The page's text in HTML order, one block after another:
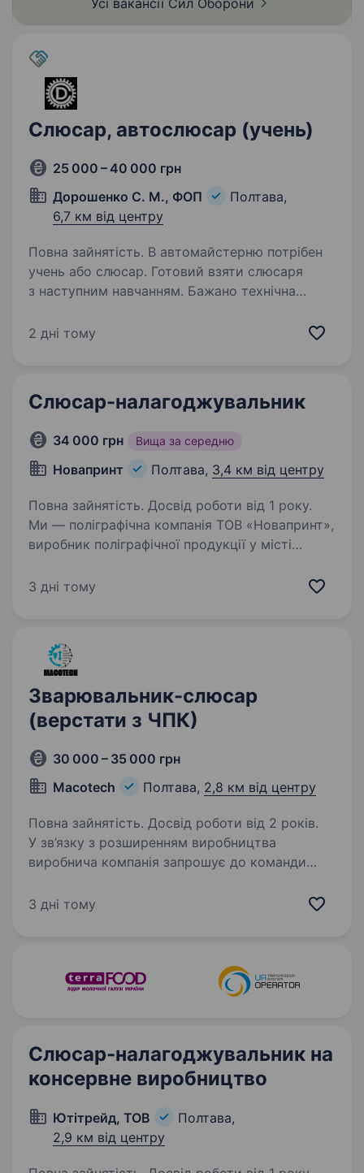
Усі вакансії Сил Оборони
Слюсар, автослюсар (учень)
25 000 – 40 000 грн
Дорошенко С. М., ФОП
Полтава,
6,7 км від центру
Повна зайнятість. В автомайстерню потрібен
учень або слюсар. Готовий взяти слюсаря
з наступним навчанням. Бажано технічна
пакет. Робота в майстерні, теплі приміщення.
2 дні тому
Слюсар-налагоджувальник
34 000 грн Вища за середню
Новапринт Полтава, 3,4 км від центру
Повна зайнятість. Досвід роботи від 1 року.
Ми — поліграфічна компанія ТОВ «Новапринт»,
виробник поліграфічної продукції у місті
слюсаря-налагоджувальника пакеторобного
3 дні тому
Зварювальник-слюсар
(верстати з ЧПК)
30 000 – 35 000 грн
Macotech
Полтава, 2,8 км від центру
Повна зайнятість. Досвід роботи від 2 років.
У зв’язку з розширенням виробництва
виробнича компанія запрошує до команди
український виробник та постачальник
3 дні тому
Слюсар-налагоджувальник на
консервне виробництво
Ютітрейд, ТОВ
Полтава,
2,9 км від центру